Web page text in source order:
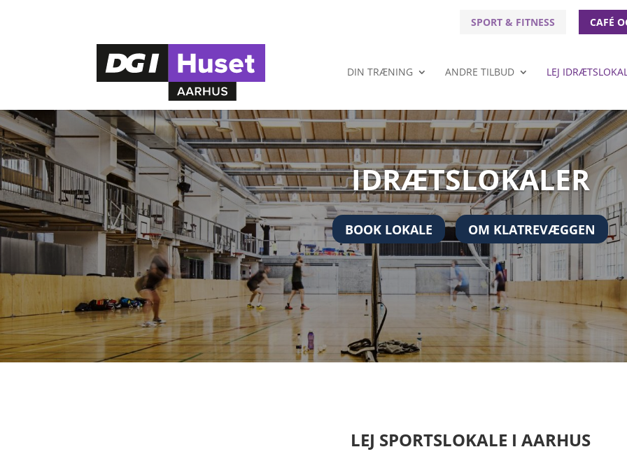
SPORT & FITNESS CAFÉ
DIN TRÆNING ANDRE TILBUD LEJ
IDRÆTSLOKALER
BOOK LOKALE OM KLATREVÆGGEN
LEJ SPORTSLOKALE I AARHUS